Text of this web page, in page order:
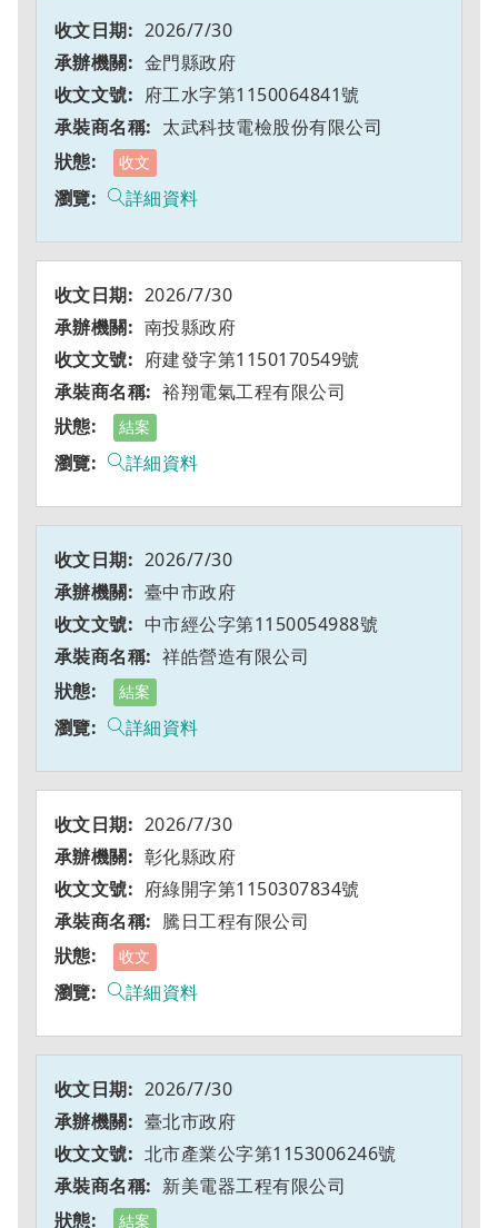
2026/7/30
金門縣政府
府工水字第1150064841號
太武科技電檢股份有限公司
收文
詳細資料
2026/7/30
南投縣政府
府建發字第1150170549號
裕翔電氣工程有限公司
結案
詳細資料
2026/7/30
臺中市政府
中市經公字第1150054988號
祥皓營造有限公司
結案
詳細資料
2026/7/30
彰化縣政府
府綠開字第1150307834號
騰日工程有限公司
收文
詳細資料
2026/7/30
臺北市政府
北市產業公字第1153006246號
新美電器工程有限公司
結案